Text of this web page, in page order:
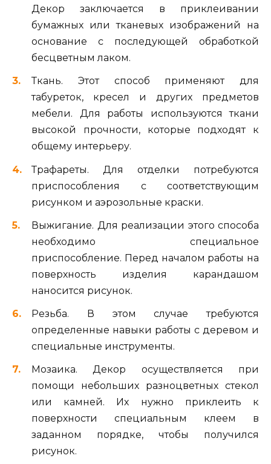
Декор заключается в приклеивании
бумажных или тканевых изображений на
основание с последующей обработкой
бесцветным лаком.
Ткань. Этот способ применяют для
табуреток, кресел и других предметов
мебели. Для работы используются ткани
высокой прочности, которые подходят к
общему интерьеру.
Трафареты. Для отделки потребуются
приспособления с соответствующим
рисунком и аэрозольные краски.
Выжигание. Для реализации этого способа
необходимо специальное
приспособление. Перед началом работы на
поверхность изделия карандашом
наносится рисунок.
Резьба. В этом случае требуются
определенные навыки работы с деревом и
специальные инструменты.
Мозаика. Декор осуществляется при
помощи небольших разноцветных стекол
или камней. Их нужно приклеить к
поверхности специальным клеем в
заданном порядке, чтобы получился
рисунок.